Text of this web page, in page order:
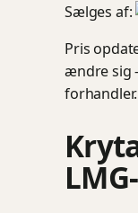
Sælges af:
Pris
ændre sig
forhandler.